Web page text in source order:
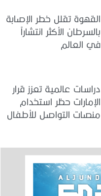
القهوة تقلل خطر الإصابة
بالسرطان الأكثر انتشاراً
في العالم
دراسات عالمية تعزز قرار
الإمارات حظر استخدام
منصات التواصل للأطفال